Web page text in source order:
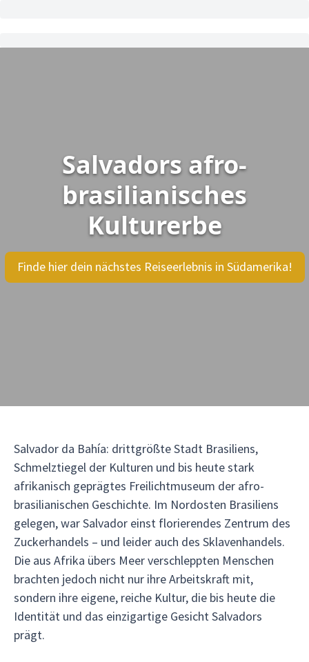
Salvadors afro-
brasilianisches
Kulturerbe
Finde hier dein nächstes Reiseerlebnis in Südamerika!
Salvador da Bahía: drittgrößte Stadt Brasiliens,
Schmelztiegel der Kulturen und bis heute stark
afrikanisch geprägtes Freilichtmuseum der afro-
brasilianischen Geschichte. Im Nordosten Brasiliens
gelegen, war Salvador einst florierendes Zentrum des
Zuckerhandels – und leider auch des Sklavenhandels.
Die aus Afrika übers Meer verschleppten Menschen
brachten jedoch nicht nur ihre Arbeitskraft mit,
sondern ihre eigene, reiche Kultur, die bis heute die
Identität und das einzigartige Gesicht Salvadors
prägt.